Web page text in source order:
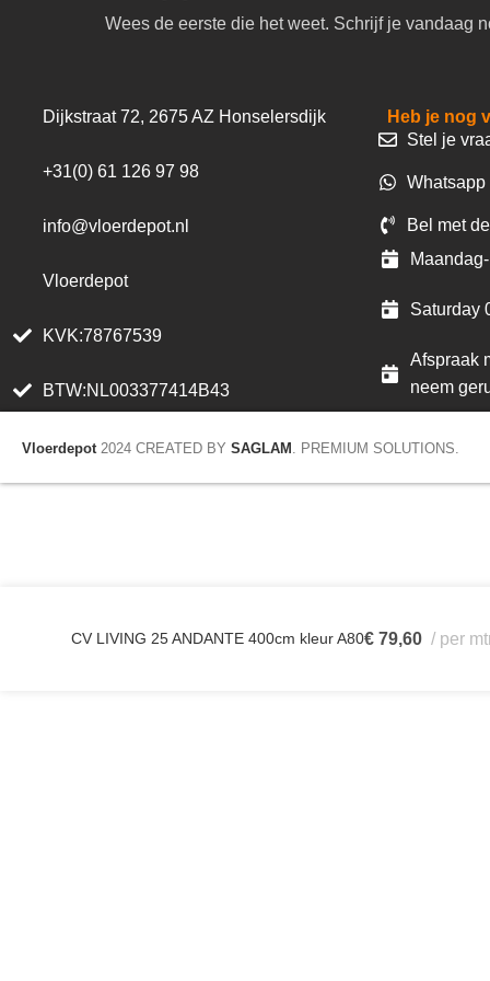
Wees de eerste die het weet. Schrijf je vandaag
Dijkstraat 72, 2675 AZ Honselersdijk
+31(0) 61 126 97 98
info@vloerdepot.nl
Vloerdepot
KVK:78767539
BTW:NL003377414B43
Heb je nog
Stel je
Bel met
Saturday
Afspraak
neem
Vloerdepot 2024 CREATED BY SAGLAM . PREMIUM SOLUTIONS.
CV LIVING 25 ANDANTE 400cm kleur A80€ 79,60 per